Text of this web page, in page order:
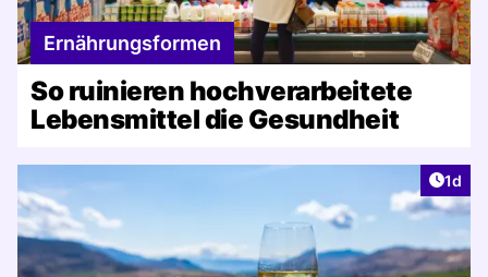
Ernährungsformen
So ruinieren hochverarbeitete
Lebensmittel die Gesundheit
1d